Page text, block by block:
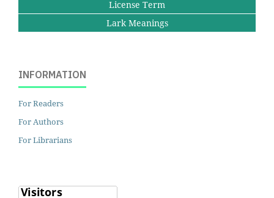
License Term
Lark Meanings
INFORMATION
For Readers
For Authors
For Librarians